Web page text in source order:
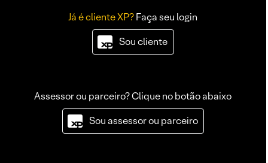
Já é cliente XP?Faça seu login
Sou cliente
Assessor ou parceiro? Clique no botão abaixo
Sou assessor ou parceiro